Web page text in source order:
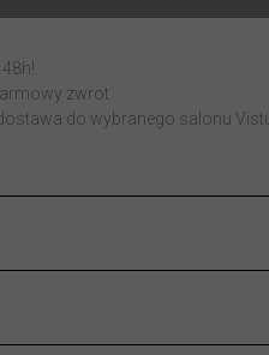
zwrot
do wybranego salonu